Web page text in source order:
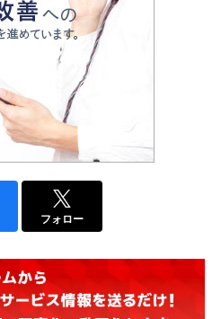
フォロー